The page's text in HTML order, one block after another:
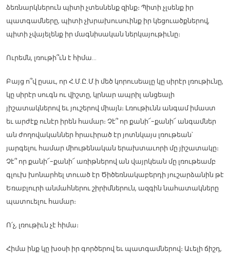
ձեռնարկներուն պիտի չտեսնենք զինք։ Պիտի չլսենք իր
պատգամները, պիտի չխրախուսուինք իր կեցուածքներով,
պիտի չվայելենք իր մագնիսական ներկայութիւնը։
Ուրեմն, լռութի՞ւն է հիմա…
Բայց ո՞վ ըսաւ, որ Հ.Մ.Ը.Մ.ի մեծ կորուսեալը կը սիրէր լռութիւնը,
կը սիրէր սուգն ու վիշտը, կրնար ապրիլ անցեալի
յիշատակներով եւ յուշերով միայն։ Լռութիւնն անգամ իմաստ
եւ արժէք ունէր իրեն համար։ Չէ՞ որ քանի՜-քանի՜ անգամներ
ան ժողովականներ հրաւիրած էր յոտնկայս լռութեան՝
յարգելու համար միութենական երախտաւորի մը յիշատակը։
Չէ՞ որ քանի՜-քանի՜ առիթներով ան վայրկեան մը լռութեամբ
գլուխ խոնարհել տուած էր Ծիծեռնակաբերդի յուշարձանին թէ
Եռաբլուրի անմահներու շիրիմներուն, ազգին նահատակները
պատուելու համար։
Ո՛չ, լռութիւն չէ հիմա։
Հիմա ինք կը խօսի իր գործերով եւ պատգամներով։ Աւելի ճիշդ,